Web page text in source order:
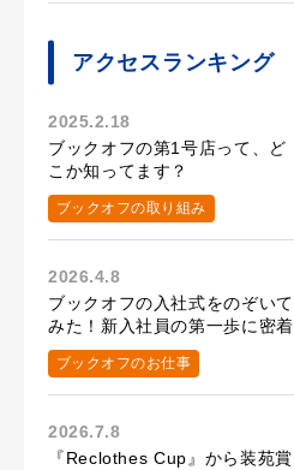
アクセスランキング
2025.2.18
ブックオフの第1号店って、ど
こか知ってます？
ブックオフの取り組み
2026.4.8
ブックオフの入社式をのぞいて
みた！新入社員の第一歩に密着
ブックオフのお仕事
2026.7.8
『Reclothes Cup』から装苑賞